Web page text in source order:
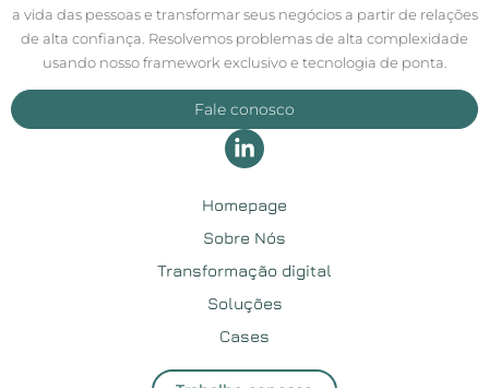
a vida das pessoas e transformar seus negócios a partir de relações
de alta confiança. Resolvemos problemas de alta complexidade
usando nosso framework exclusivo e tecnologia de ponta.
Fale conosco
Homepage
Sobre Nós
Transformação digital
Soluções
Cases